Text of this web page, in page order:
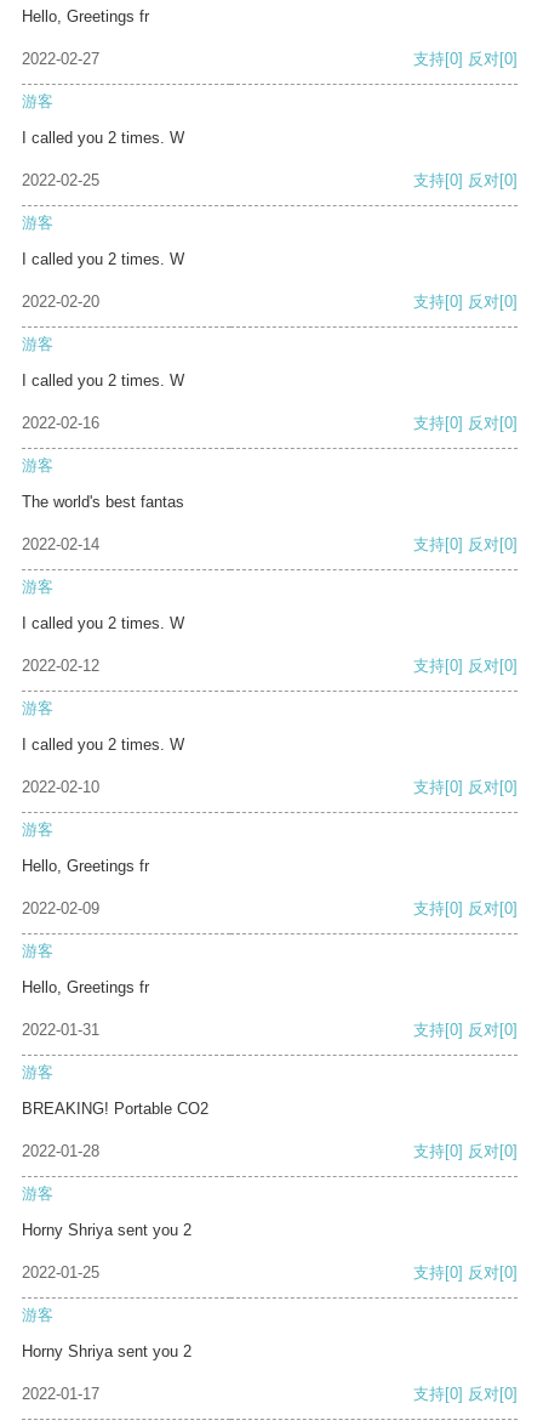
Hello, Greetings fr
2022-02-27 支持[0] 反对[0]
游客
I called you 2 times. W
2022-02-25 支持[0] 反对[0]
游客
I called you 2 times. W
2022-02-20 支持[0] 反对[0]
游客
I called you 2 times. W
2022-02-16 支持[0] 反对[0]
游客
The world's best fantas
2022-02-14 支持[0] 反对[0]
游客
I called you 2 times. W
2022-02-12 支持[0] 反对[0]
游客
I called you 2 times. W
2022-02-10 支持[0] 反对[0]
游客
Hello, Greetings fr
2022-02-09 支持[0] 反对[0]
游客
Hello, Greetings fr
2022-01-31 支持[0] 反对[0]
游客
BREAKING! Portable CO2
2022-01-28 支持[0] 反对[0]
游客
Horny Shriya sent you 2
2022-01-25 支持[0] 反对[0]
游客
Horny Shriya sent you 2
2022-01-17 支持[0] 反对[0]